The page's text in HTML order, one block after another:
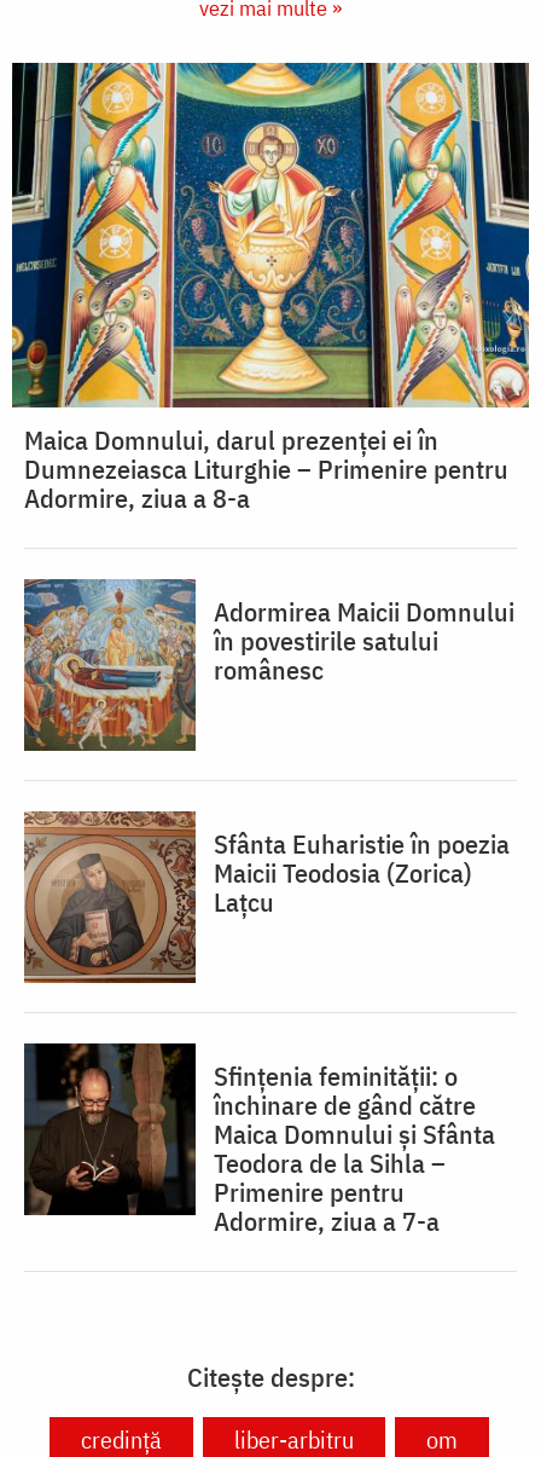
vezi mai multe »
Maica Domnului, darul prezenței ei în
Dumnezeiasca Liturghie – Primenire pentru
Adormire, ziua a 8-a
Adormirea Maicii Domnului
în povestirile satului
românesc
Sfânta Euharistie în poezia
Maicii Teodosia (Zorica)
Lațcu
Sfințenia feminității: o
închinare de gând către
Maica Domnului și Sfânta
Teodora de la Sihla –
Primenire pentru
Adormire, ziua a 7-a
Citește despre:
credință liber-arbitru om